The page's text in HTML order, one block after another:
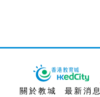
關於教城 最新消息